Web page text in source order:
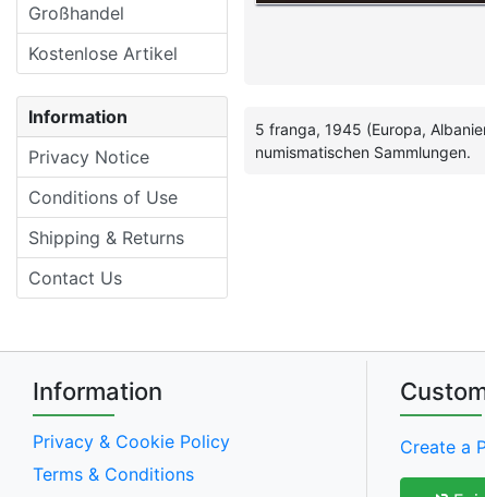
Großhandel
Kostenlose Artikel
Information
Privacy Notice
Conditions of Use
Shipping & Returns
Contact Us
5 franga, 1945 (Europa,
numismatischen Sammlungen.
Information
Privacy & Cookie Policy
Terms & Conditions
Create a